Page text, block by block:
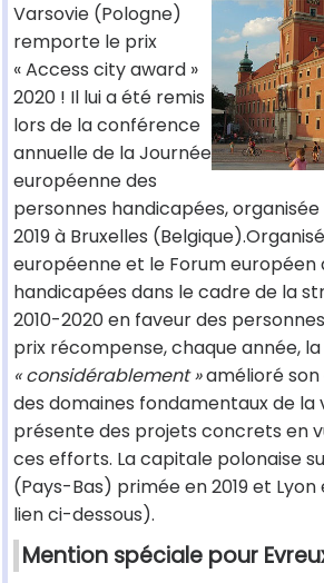
Varsovie (Pologne)
remporte le prix
« Access city award »
2020 ! Il lui a été remis
lors de la conférence
annuelle de la Journée
européenne des
personnes handicapées,
2019 à Bruxelles
européenne et le Forum européen
handicapées dans le cadre de la
2010-2020 en faveur des
prix récompense, chaque année, la
« considérablement »amélioré son
des domaines fondamentaux de la
présente des projets concrets en
ces efforts. La capitale polonaise
(Pays-Bas) primée en 2019 et
lien ci-dessous).
Mention spéciale pour